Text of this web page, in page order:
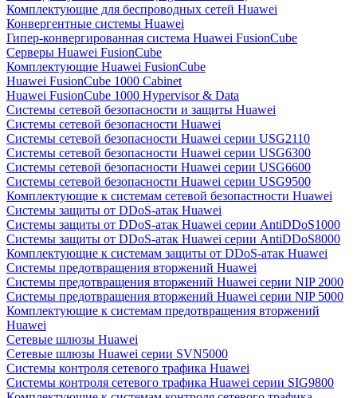
Комплектующие для беспроводных сетей Huawei
Конвергентные системы Huawei
Гипер-конвергированная система Huawei FusionCube
Серверы Huawei FusionCube
Комплектующие Huawei FusionCube
Huawei FusionCube 1000 Cabinet
Huawei FusionCube 1000 Hypervisor & Data
Системы сетевой безопасности и защиты Huawei
Системы сетевой безопасности Huawei
Системы сетевой безопасности Huawei серии USG2110
Системы сетевой безопасности Huawei серии USG6300
Системы сетевой безопасности Huawei серии USG6600
Системы сетевой безопасности Huawei серии USG9500
Комплектующие к системам сетевой безопастности Huawei
Системы защиты от DDoS-атак Huawei
Системы защиты от DDoS-атак Huawei серии AntiDDoS1000
Системы защиты от DDoS-атак Huawei серии AntiDDoS8000
Комплектующие к системам защиты от DDoS-атак Huawei
Системы предотвращения вторжений Huawei
Системы предотвращения вторжений Huawei серии NIP 2000
Системы предотвращения вторжений Huawei серии NIP 5000
Комплектующие к системам предотвращения вторжений
Huawei
Сетевые шлюзы Huawei
Сетевые шлюзы Huawei серии SVN5000
Системы контроля сетевого трафика Huawei
Системы контроля сетевого трафика Huawei серии SIG9800